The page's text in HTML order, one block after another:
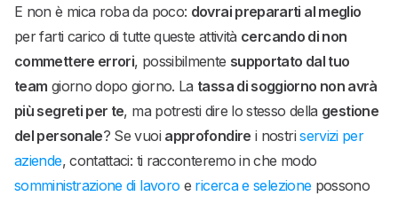
E non è mica roba da poco: dovrai prepararti al meglio
per farti carico di tutte queste attività cercando di non
commettere errori, possibilmente supportato dal tuo
team giorno dopo giorno. La tassa di soggiorno non avrà
più segreti per te, ma potresti dire lo stesso della gestione
del personale? Se vuoi approfondire i nostriservizi per
aziende, contattaci: ti racconteremo in che modo
somministrazione di lavoro e ricerca e selezionepossono